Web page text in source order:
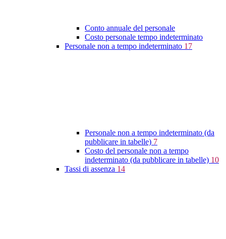
Conto annuale del personale
Costo personale tempo indeterminato
Personale non a tempo indeterminato 17
Personale non a tempo indeterminato (da
pubblicare in tabelle) 7
Costo del personale non a tempo
indeterminato (da pubblicare in tabelle) 10
Tassi di assenza 14